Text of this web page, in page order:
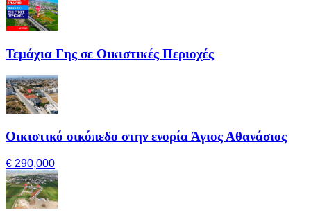
Τεμάχια Γης σε Οικιστικές Περιοχές
Οικιστικό οικόπεδο στην ενορία Άγιος Αθανάσιος
€ 290,000